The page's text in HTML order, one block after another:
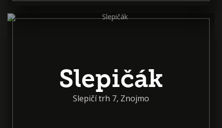
Slepičák
Slepičí trh 7, Znojmo